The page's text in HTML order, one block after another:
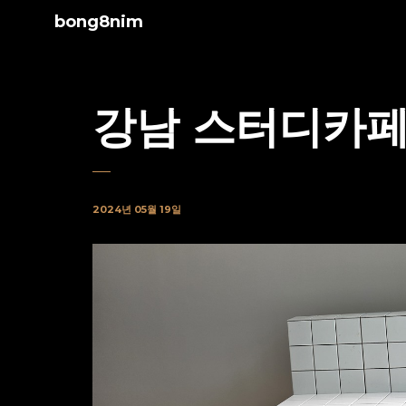
bong8nim
강남 스터디카
2024년 05월 19일